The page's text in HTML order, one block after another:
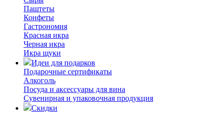
Паштеты
Конфеты
Гастрономия
Красная икра
Черная икра
Икра щуки
Идеи для подарков
Подарочные сертификаты
Алкоголь
Посуда и аксессуары для вина
Сувенирная и упаковочная продукция
Скидки